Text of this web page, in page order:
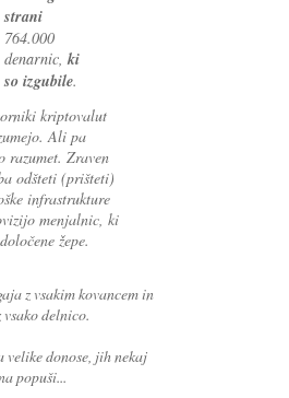
strani
764.000
denarnic,ki
so izgubile.
kriptovalut
Ali pa
razumet. Zraven
odšteti (prišteti)
infrastrukture
menjalnic, ki
žepe.
z vsakim kovancem in
delnico.
velike donose, jih nekaj
popuši...